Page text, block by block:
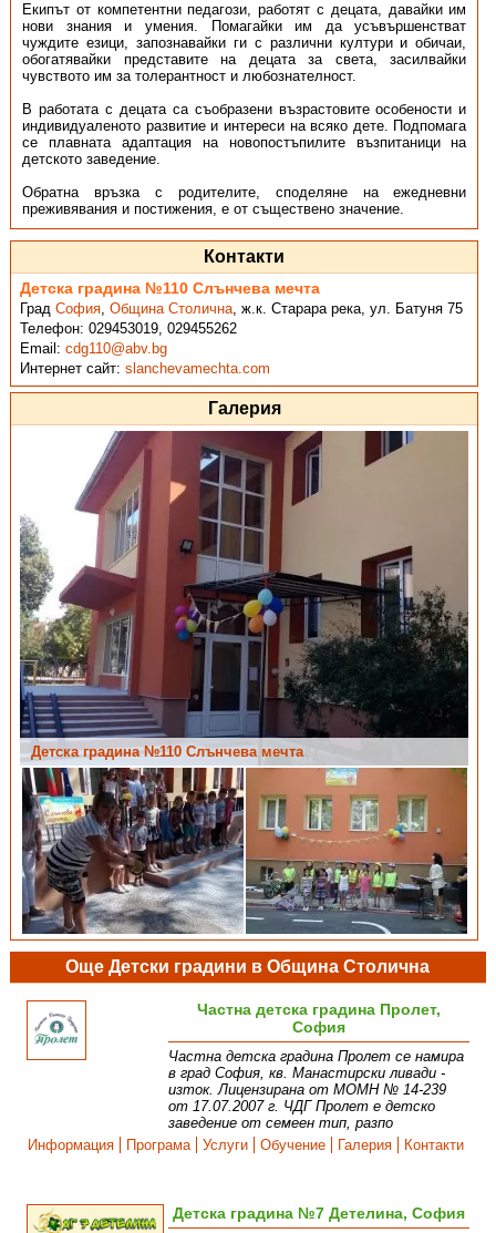
Екипът от компетентни педагози, работят с децата, давайки им
нови знания и умения. Помагайки им да усъвършенстват
чуждите езици, запознавайки ги с различни култури и обичаи,
обогатявайки представите на децата за света, засилвайки
чувството им за толерантност и любознателност.
В работата с децата са съобразени възрастовите особености и
индивидуаленото развитие и интереси на всяко дете. Подпомага
се плавната адаптация на новопостъпилите възпитаници на
детското заведение.
Обратна връзка с родителите, споделяне на ежедневни
преживявания и постижения, е от съществено значение.
Контакти
Детска градина №110 Слънчева мечта
ГрадСофия,Община Столична,ж.к. Старара река, ул. Батуня 75
Телефон:029453019, 029455262
Email:cdg110@abv.bg
Интернет сайт:slanchevamechta.com
Галерия
Детска градина №110 Слънчева мечта
Детска градина №110 Слънчева мечта
Още Детски градини в Община Столична
Частна детска градина Пролет,
София
Частна детска градина Пролет се намира
в град София, кв. Манастирски ливади -
изток. Лицензирана от МОМН № 14-239
от 17.07.2007 г. ЧДГ Пролет е детско
заведение от семеен тип, разпо
Информация
Програма Услуги Обучение Галерия Контакти
Детска градина №7 Детелина, София